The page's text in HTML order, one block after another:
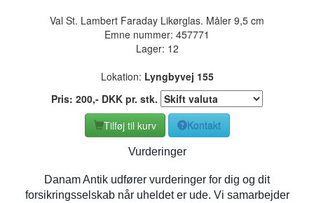
Val St. Lambert Faraday Likørglas. Måler 9,5 cm
Emne nummer: 457771
Lager: 12
Lokation: Lyngbyvej 155
Pris: 200,- DKK pr. stk.
Tilføj til kurv
Kontakt
Vurderinger
Danam Antik udfører vurderinger for dig og dit
forsikringsselskab når uheldet er ude. Vi samarbejder